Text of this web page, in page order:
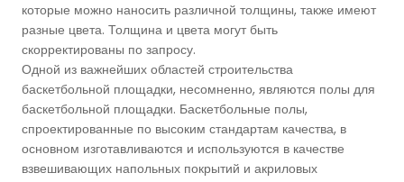
которые можно наносить различной толщины, также имеют
разные цвета. Толщина и цвета могут быть
скорректированы по запросу.
Одной из важнейших областей строительства
баскетбольной площадки, несомненно, являются полы для
баскетбольной площадки. Баскетбольные полы,
спроектированные по высоким стандартам качества, в
основном изготавливаются и используются в качестве
взвешивающих напольных покрытий и акриловых